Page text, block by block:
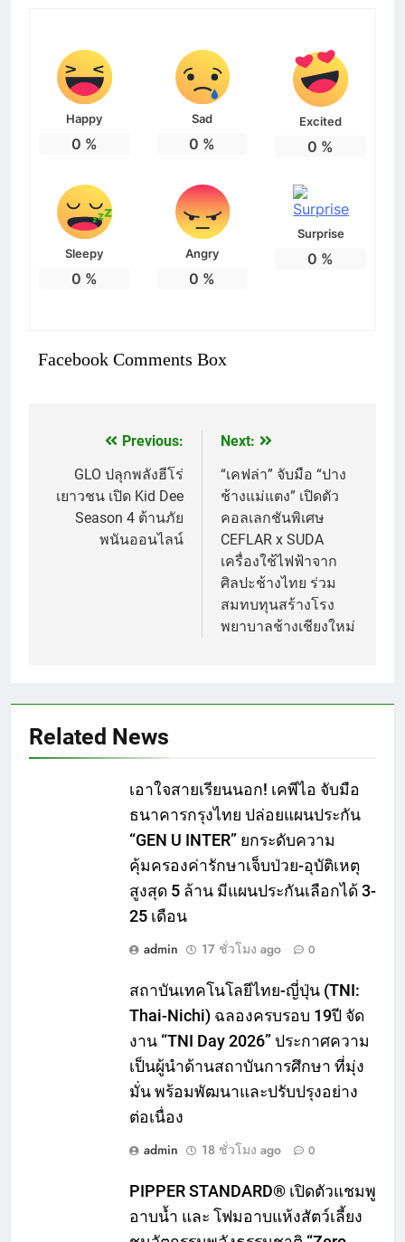
Happy
0 %
Sad
0 %
Excited
0 %
Sleepy
0 %
Angry
0 %
Surprise
0 %
Facebook Comments Box
แนะแนว
เรื่อง
Previous:
GLO ปลุกพลังฮีโร่
เยาวชน เปิด Kid Dee
Season 4 ต้านภัย
พนันออนไลน์
Next:
“เคฟล่า” จับมือ “ปาง
ช้างแม่แตง” เปิดตัว
คอลเลกชันพิเศษ
CEFLAR x SUDA
เครื่องใช้ไฟฟ้าจาก
ศิลปะช้างไทย ร่วม
สมทบทุนสร้างโรง
พยาบาลช้างเชียงใหม่
Related News
เอาใจสายเรียนนอก! เคพีไอ จับมือ
ธนาคารกรุงไทย ปล่อยแผนประกัน
“GEN U INTER” ยกระดับความ
คุ้มครองค่ารักษาเจ็บป่วย-อุบัติเหตุ
สูงสุด 5 ล้าน มีแผนประกันเลือกได้ 3-
25 เดือน
admin
17 ชั่วโมง ago 0
สถาบันเทคโนโลยีไทย-ญี่ปุ่น (TNI:
Thai-Nichi) ฉลองครบรอบ 19ปี จัด
งาน “TNI Day 2026” ประกาศความ
เป็นผู้นำด้านสถาบันการศึกษา ที่มุ่ง
มั่น พร้อมพัฒนาและปรับปรุงอย่าง
ต่อเนื่อง
admin
18 ชั่วโมง ago 0
PIPPER STANDARD® เปิดตัวแชมพู
อาบน้ำ และ โฟมอาบแห้งสัตว์เลี้ยง